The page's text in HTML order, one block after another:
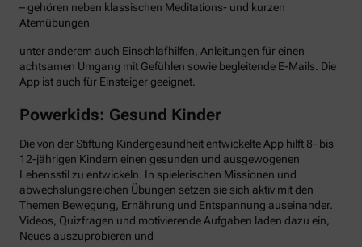
– gehören neben klassischen Meditations- und kurzen
Atemübungen
unter anderem auch Einschlafhilfen, Anleitungen für einen
achtsamen Umgang mit Gefühlen sowie begleitende E-Mails. Die
App ist auch für Einsteiger geeignet.
Powerkids: Gesund Kinder
Die von der Stiftung Kindergesundheit entwickelte App hilft 8- bis
12-jährigen Kindern einen gesunden und ausgewogenen
Lebensstil zu entwickeln. In spielerischen Missionen und
abwechslungsreichen Übungen setzen sie sich aktiv mit den
Themen Bewegung, Ernährung und Entspannung auseinander.
Videos, Quizfragen und motivierende Aufgaben laden dazu ein,
Neues auszuprobieren und